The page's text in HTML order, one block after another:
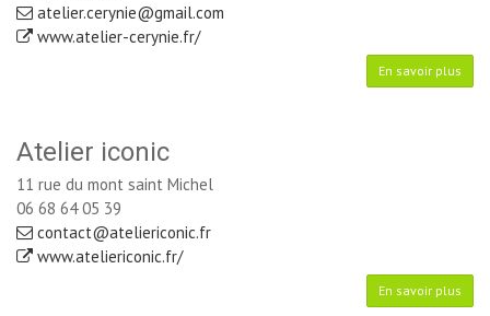
atelier.cerynie@gmail.com
www.atelier-cerynie.fr/
En savoir plus
Atelier iconic
11 rue du mont saint Michel
06 68 64 05 39
contact@ateliericonic.fr
www.ateliericonic.fr/
En savoir plus